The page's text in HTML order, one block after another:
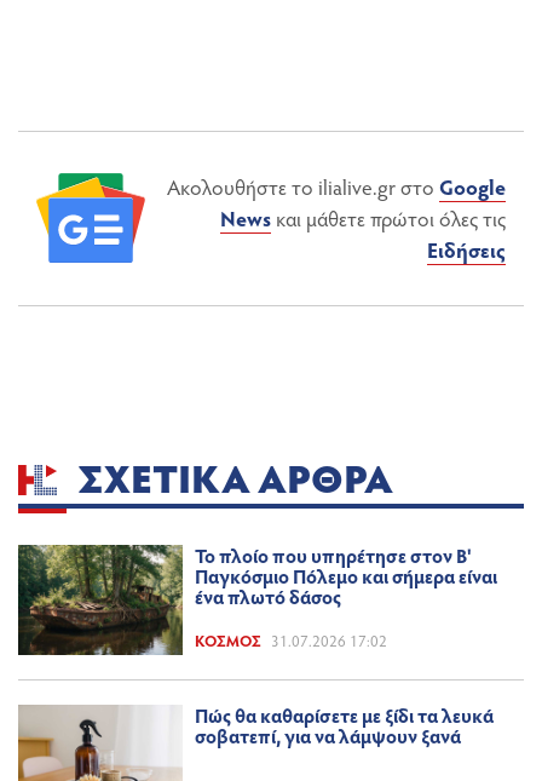
Ακολουθήστε το ilialive.gr στο Google
News και μάθετε πρώτοι όλες τις
Ειδήσεις
ΣΧΕΤΙΚΆ ΆΡΘΡΑ
Το πλοίο που υπηρέτησε στον Β'
Παγκόσμιο Πόλεμο και σήμερα είναι
ένα πλωτό δάσος
ΚΌΣΜΟΣ 31.07.2026 17:02
Πώς θα καθαρίσετε με ξίδι τα λευκά
σοβατεπί, για να λάμψουν ξανά